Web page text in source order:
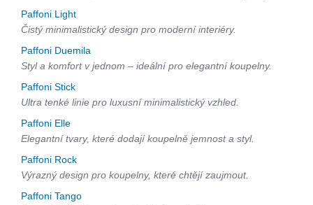
Paffoni Light
Čistý minimalistický design pro moderní interiéry.
Paffoni Duemila
Styl a komfort v jednom – ideální pro elegantní koupelny.
Paffoni Stick
Ultra tenké linie pro luxusní minimalistický vzhled.
Paffoni Elle
Elegantní tvary, které dodají koupelně jemnost a styl.
Paffoni Rock
Výrazný design pro koupelny, které chtějí zaujmout.
Paffoni Tango